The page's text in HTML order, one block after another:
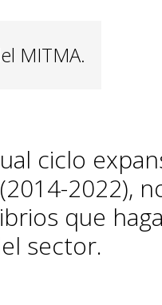
MITMA.
ciclo
2022),
que
sector.